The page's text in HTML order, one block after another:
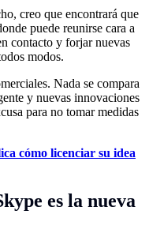
creo que encontrará que
puede reunirse cara a
contacto y forjar nuevas
modos.
Nada se compara
y nuevas innovaciones
para no tomar medidas
cómo licenciar su idea
es la nueva